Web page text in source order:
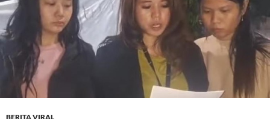
BERITA VIRAL